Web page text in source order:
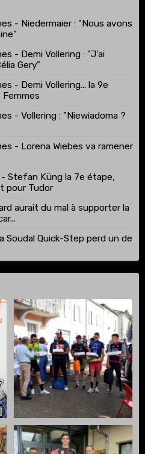
- Niedermaier : "Nous avons
- Demi Vollering : "J'ai
Gery"
- Demi Vollering... la 9e
- Vollering : "Niewiadoma ?
- Lorena Wiebes va ramener
Stefan Küng la 7e étape,
pour Tudor
aurait du mal à supporter la
Soudal Quick-Step perd un de